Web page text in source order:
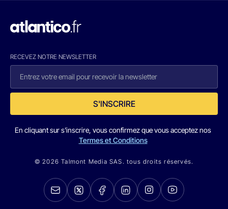
RECEVEZ NOTRE NEWSLETTER
S'INSCRIRE
En cliquant sur s'inscrire, vous confirmez que vous acceptez nos
Termes et Conditions
© 2026 Talmont Media SAS. tous droits réservés.